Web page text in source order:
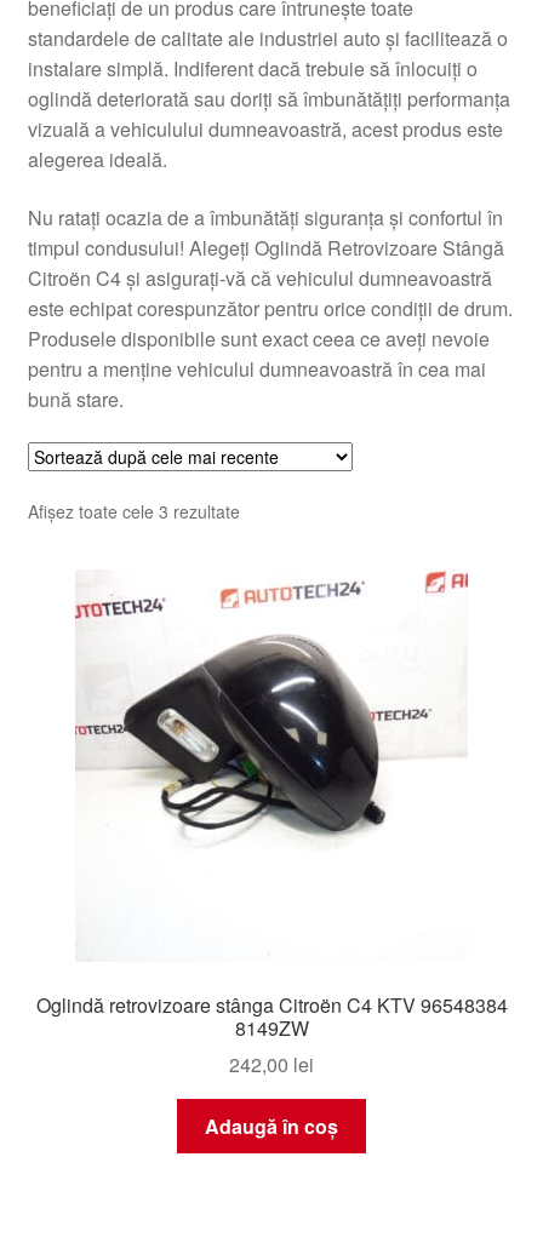
Termeni si conditii
beneficiați de un produs care întrunește toate
standardele de calitate ale industriei auto și facilitează o
instalare simplă. Indiferent dacă trebuie să înlocuiți o
oglindă deteriorată sau doriți să îmbunătățiți performanța
vizuală a vehiculului dumneavoastră, acest produs este
alegerea ideală.
Nu ratați ocazia de a îmbunătăți siguranța și confortul în
timpul condusului! Alegeți Oglindă Retrovizoare Stângă
Citroën C4 și asigurați-vă că vehiculul dumneavoastră
este echipat corespunzător pentru orice condiții de drum.
Produsele disponibile sunt exact ceea ce aveți nevoie
pentru a menține vehiculul dumneavoastră în cea mai
bună stare.
Afișez toate cele 3 rezultateSortat
mai
Oglindă retrovizoare stânga Citroën C4 KTV 96548384
8149ZW
242,00 lei
Adaugă în coș